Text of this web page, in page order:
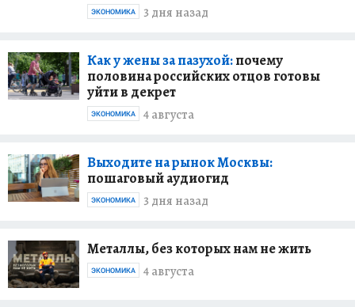
3 дня назад
ЭКОНОМИКА
Как у жены за пазухой:почему
половина российских отцов готовы
уйти в декрет
4 августа
ЭКОНОМИКА
Выходите на рынок Москвы:
пошаговый аудиогид
3 дня назад
ЭКОНОМИКА
Металлы, без которых нам не жить
4 августа
ЭКОНОМИКА